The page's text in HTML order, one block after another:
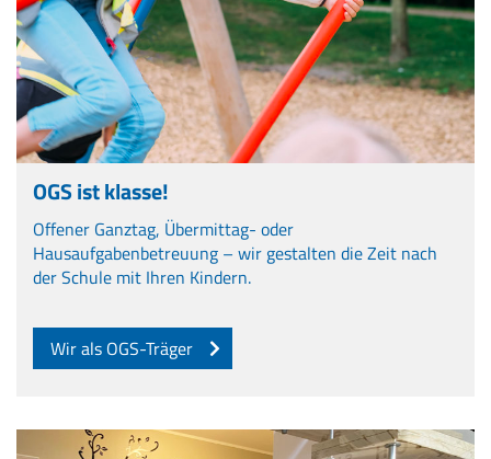
OGS ist klasse!
Offener Ganztag, Übermittag- oder
Hausaufgabenbetreuung – wir gestalten die Zeit nach
der Schule mit Ihren Kindern.
Wir als OGS-Träger